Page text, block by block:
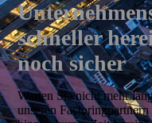
schneller
noch sicher
Warten Sie nicht mehr
unseren